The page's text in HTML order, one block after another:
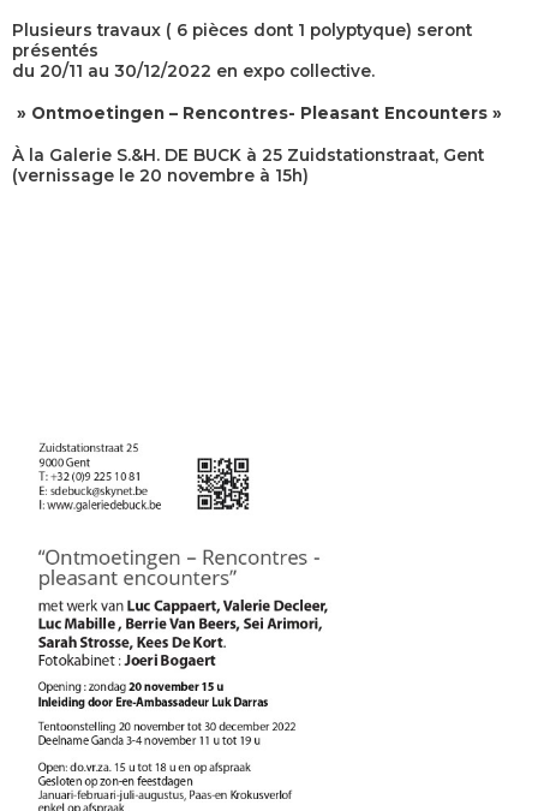
Plusieurs travaux ( 6 pièces dont 1 polyptyque) seront
présentés
du 20/11 au 30/12/2022 en expo collective.
» Ontmoetingen – Rencontres- Pleasant Encounters »
À la Galerie S.&H. DE BUCK à 25 Zuidstationstraat, Gent
(vernissage le 20 novembre à 15h)